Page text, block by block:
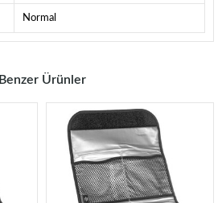
Normal
Benzer Ürünler